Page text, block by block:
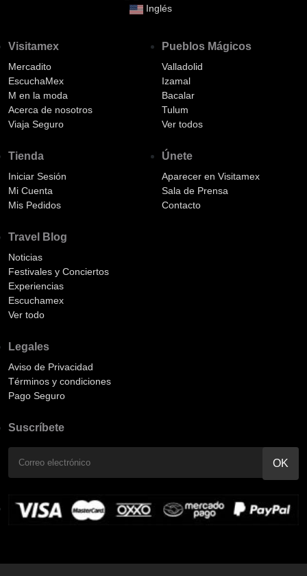
Inglés
Visitamex
Mercadito
EscuchaMex
M en la moda
Acerca de nosotros
Viaja Seguro
Tienda
Iniciar Sesión
Mi Cuenta
Mis Pedidos
Pueblos Mágicos
Valladolid
Izamal
Bacalar
Tulum
Ver todos
Únete
Aparecer en Visitamex
Sala de Prensa
Contacto
Travel Blog
Noticias
Festivales y Conciertos
Experiencias
Escuchamex
Ver todo
Legales
Aviso de Privacidad
Términos y condiciones
Pago Seguro
Suscríbete